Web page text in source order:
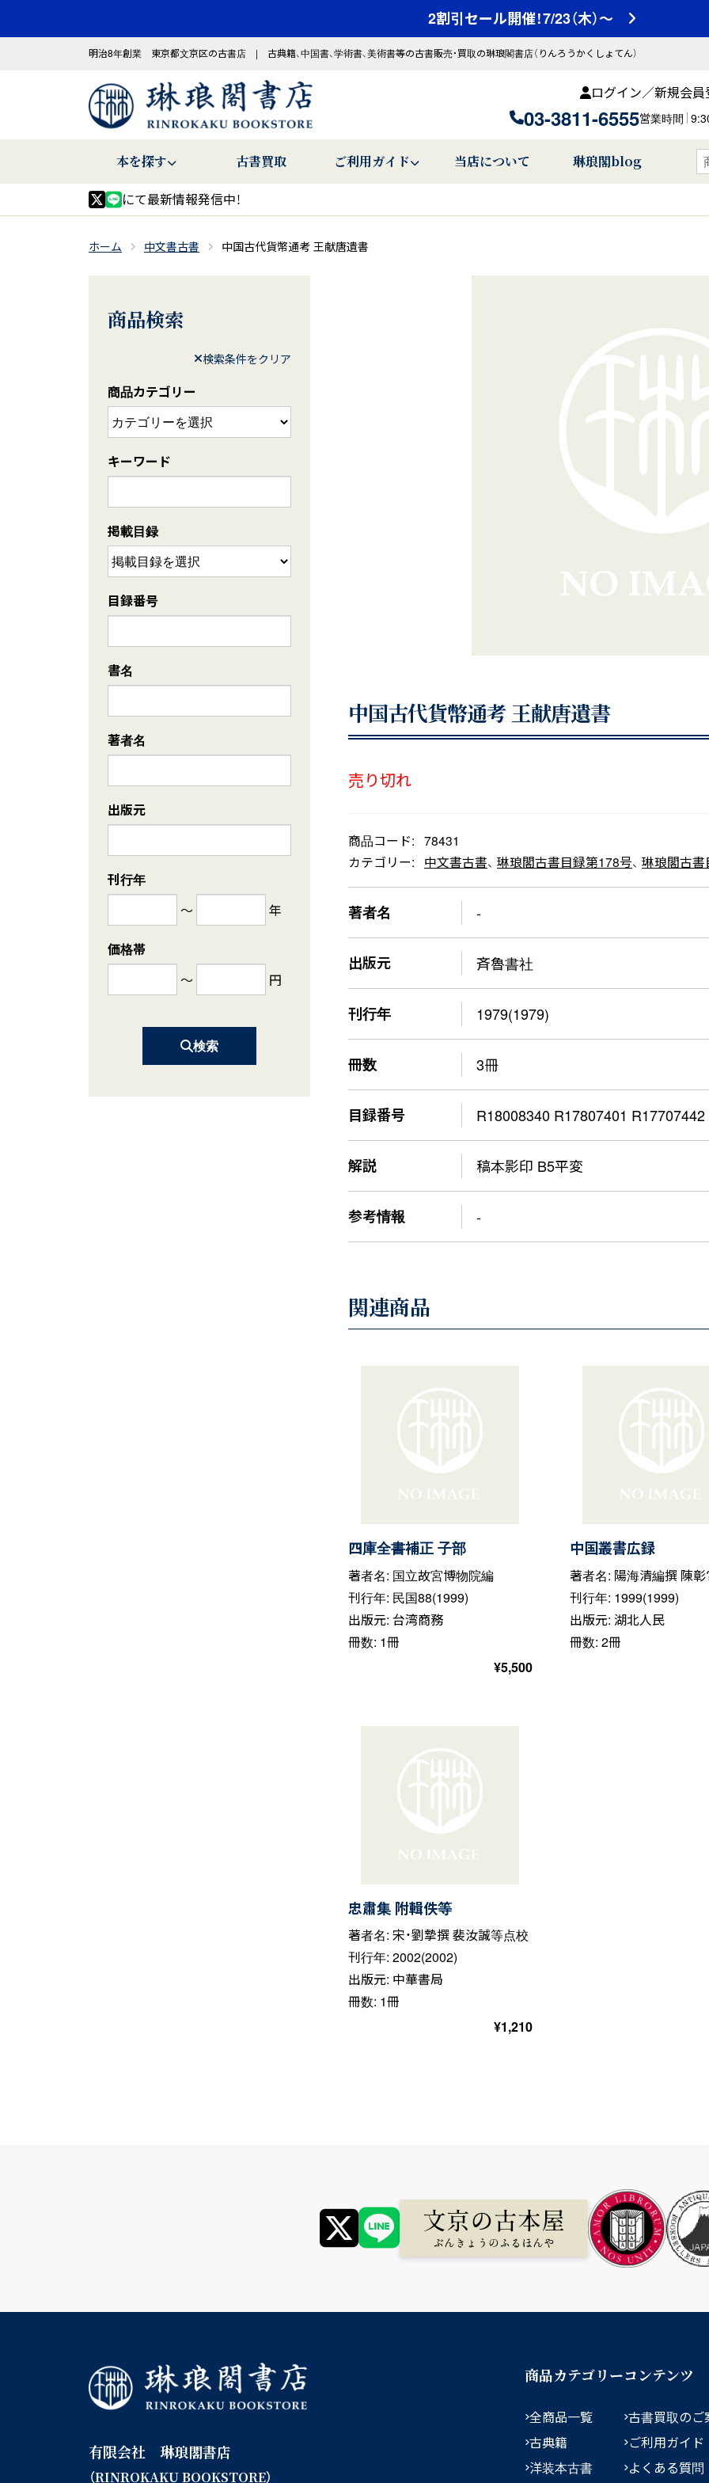
2割引セール開催！7/23（木）～
明治8年創業 東京都文京区の古書店 | 古典籍、中国書、学術書、美術書等の古書販売・買取の琳琅閣書店（りんろうかくしょてん）
ログイン／新規会員
03-3811-6555営業時間
本を探す 古書買取 ご利用ガイド 当店について 琳琅閣blog
にて最新情報発信中！
ホーム 中文書古書 中国古代貨幣通考 王献唐遺書
中国古代貨幣通考 王献唐遺書
売り切れ
商品コード: 78431
カテゴリー:
中文書古書、 琳琅閣古書目録第178号、 琳琅閣古
著者名 -
出版元 斉魯書社
刊行年 1979(1979)
冊数 3冊
目録番号 R18008340 R17807401 R17707442
解説 稿本影印 B5平変
参考情報 -
関連商品
四庫全書補正 子部
著者名: 国立故宮博物院編
刊行年: 民国88(1999)
出版元: 台湾商務
冊数: 1冊
¥5,500
中国叢書広録
著者名: 陽海清編撰 陳
刊行年: 1999(1999)
出版元: 湖北人民
冊数: 2冊
忠肅集 附輯佚等
著者名: 宋・劉摯撰 裴汝誠等点校
刊行年: 2002(2002)
出版元: 中華書局
冊数: 1冊
¥1,210
商品検索
検索条件をクリア
商品カテゴリー
キーワード
掲載目録
目録番号
書名
著者名
出版元
刊行年
～
年
価格帯
～
円
検索
有限会社 琳琅閣書店
（RINROKAKU BOOKSTORE）
商品カテゴリー
全商品一覧
古典籍
洋装本古書
コンテンツ
古書買取のご
ご利用ガイド
よくある質問